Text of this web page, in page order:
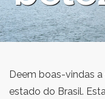
Deem boas-vindas
estado do Brasil.